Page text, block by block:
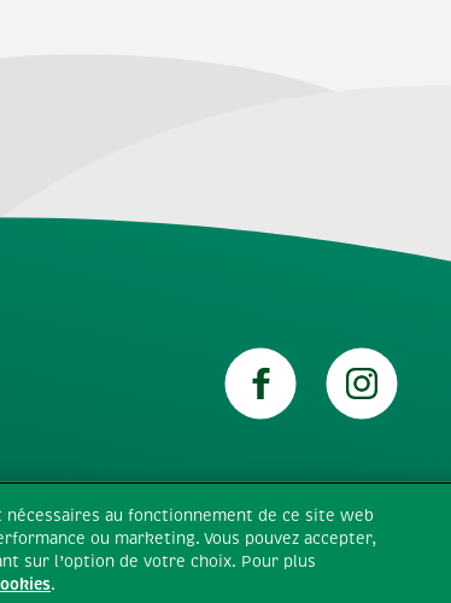
personnelles Politique en matière
au fonctionnement de ce site web
ou marketing. Vous pouvez accepter,
sur l’option de votre choix. Pour plus
.